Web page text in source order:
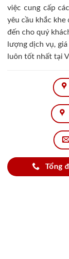
việc cung cấp
yêu cầu khắc khe
đến cho quý
lượng dịch vụ,
luôn tốt nhất tại
Tổng